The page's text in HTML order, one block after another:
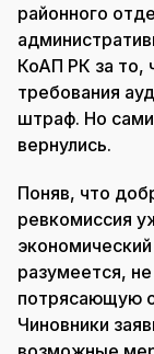
районного
КоАП РК за то,
требования
штраф. Но
вернулись.
Поняв, что
ревкомиссия
разумеется,
потрясающую
Чиновники